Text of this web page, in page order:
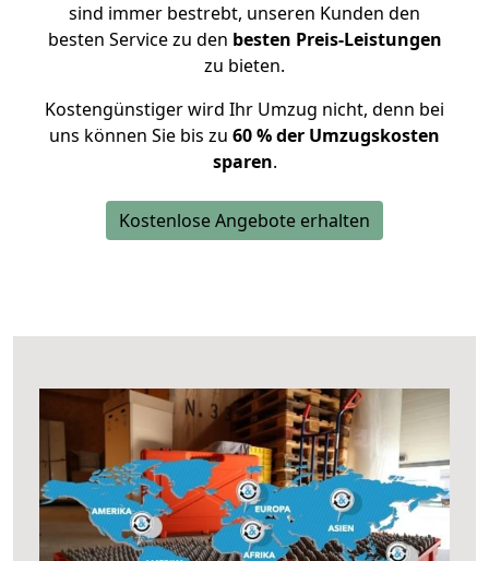
sind immer bestrebt, unseren Kunden den
besten Service zu den besten Preis-Leistungen
zu bieten.
Kostengünstiger wird Ihr Umzug nicht, denn bei
uns können Sie bis zu 60 % der Umzugskosten
sparen.
Kostenlose Angebote erhalten